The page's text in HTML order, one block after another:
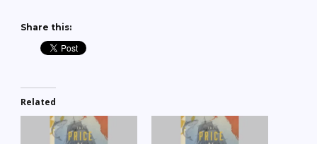
Share this:
Related